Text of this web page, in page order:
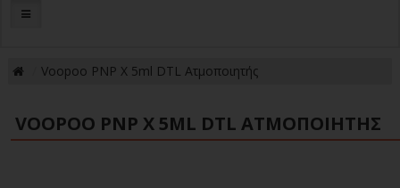
Voopoo PNP X 5ml DTL Ατμοποιητής
VOOPOO PNP X 5ML DTL ΑΤΜΟΠΟΙΗΤΉΣ